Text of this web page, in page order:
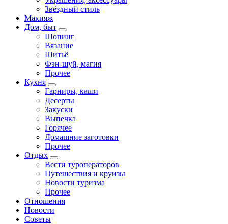
Звёздный стиль
Макияж
Дом, быт
Шопинг
Вязание
Шитьё
Фэн-шуй, магия
Прочее
Кухня
Гарниры, каши
Десерты
Закуски
Выпечка
Горячее
Домашние заготовки
Прочее
Отдых
Вести туроператоров
Путешествия и круизы
Новости туризма
Прочее
Отношения
Новости
Советы